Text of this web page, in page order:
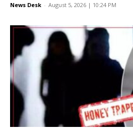
News Desk - August 5, 2026 | 10:24 PM